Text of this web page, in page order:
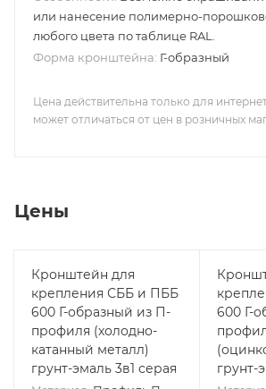
или нанесение полимерно-
любого цвета по таблице RAL.
Форма кронштейна: Г-образный
Цена действительна только для
может отличаться от цен в розничных
Цены
Кронштейн для
крепления СББ и ПББ
600 Г-образный из П-
профиля (холодно-
катанный металл)
грунт-эмаль 3в1 серая
600 Г-
грунт-